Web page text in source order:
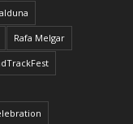
Rafa Melgar